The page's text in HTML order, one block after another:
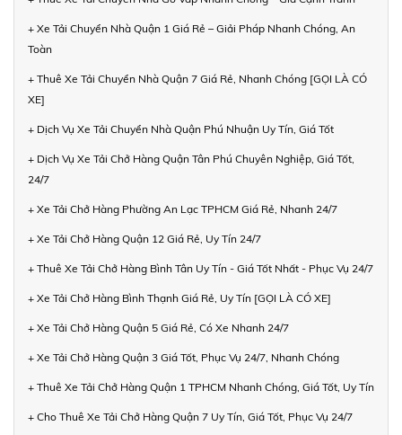
+ Xe Tải Chuyển Nhà Quận 1 Giá Rẻ – Giải Pháp Nhanh Chóng, An
Toàn
+ Thuê Xe Tải Chuyển Nhà Quận 7 Giá Rẻ, Nhanh Chóng [GỌI LÀ CÓ
XE]
+ Dịch Vụ Xe Tải Chuyển Nhà Quận Phú Nhuận Uy Tín, Giá Tốt
+ Dịch Vụ Xe Tải Chở Hàng Quận Tân Phú Chuyên Nghiệp, Giá Tốt,
24/7
+ Xe Tải Chở Hàng Phường An Lạc TPHCM Giá Rẻ, Nhanh 24/7
+ Xe Tải Chở Hàng Quận 12 Giá Rẻ, Uy Tín 24/7
+ Thuê Xe Tải Chở Hàng Bình Tân Uy Tín - Giá Tốt Nhất - Phục Vụ 24/7
+ Xe Tải Chở Hàng Bình Thạnh Giá Rẻ, Uy Tín [GỌI LÀ CÓ XE]
+ Xe Tải Chở Hàng Quận 5 Giá Rẻ, Có Xe Nhanh 24/7
+ Xe Tải Chở Hàng Quận 3 Giá Tốt, Phục Vụ 24/7, Nhanh Chóng
+ Thuê Xe Tải Chở Hàng Quận 1 TPHCM Nhanh Chóng, Giá Tốt, Uy Tín
+ Cho Thuê Xe Tải Chở Hàng Quận 7 Uy Tín, Giá Tốt, Phục Vụ 24/7